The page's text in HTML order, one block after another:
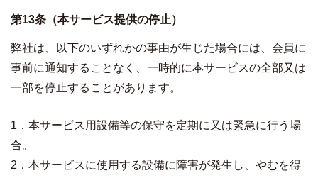
第13条（本サービス提供の停止）
弊社は、以下のいずれかの事由が生じた場合には、会員に
事前に通知することなく、一時的に本サービスの全部又は
一部を停止することがあります。
1．本サービス用設備等の保守を定期に又は緊急に行う場
合。
2．本サービスに使用する設備に障害が発生し、やむを得